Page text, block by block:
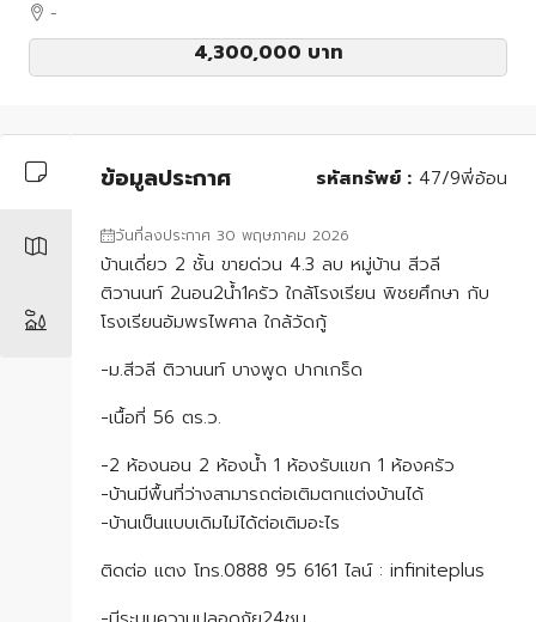
-
4,300,000 บาท
ข้อมูลประกาศ รหัสทรัพย์ : 47/9พี่อ้อน
วันที่ลงประกาศ 30 พฤษภาคม 2026
บ้านเดี่ยว 2 ชั้น ขายด่วน 4.3 ลบ หมู่บ้าน สีวลี
ติวานนท์ 2นอน2น้ำ1ครัว ใกล้โรงเรียน พิชยศึกษา กับ
โรงเรียนอัมพรไพศาล ใกล้วัดกู้
-ม.สีวลี ติวานนท์ บางพูด ปากเกร็ด
-เนื้อที่ 56 ตร.ว.
-2 ห้องนอน 2 ห้องน้ำ 1 ห้องรับแขก 1 ห้องครัว
-บ้านมีพื้นที่ว่างสามารถต่อเติมตกแต่งบ้านได้
-บ้านเป็นแบบเดิมไม่ได้ต่อเติมอะไร
ติดต่อ แตง โทร.0888 95 6161 ไลน์ : infiniteplus